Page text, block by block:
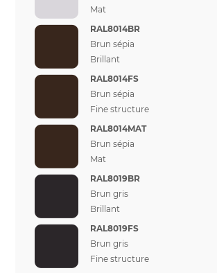
Mat
RAL8014BR
Brun sépia
Brillant
RAL8014FS
Brun sépia
Fine structure
RAL8014MAT
Brun sépia
Mat
RAL8019BR
Brun gris
Brillant
RAL8019FS
Brun gris
Fine structure